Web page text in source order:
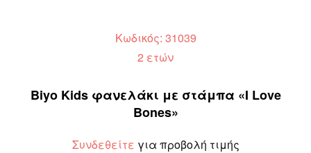
Κωδικός: 31039
2 ετών
Biyo Kids φανελάκι με στάμπα «I Love
Bones»
Συνδεθείτε για προβολή τιμής